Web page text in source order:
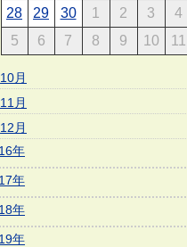
28
29 30 1 2 3
4
5
6 7 8 9 10 11
10月
11月
12月
年
年
年
年